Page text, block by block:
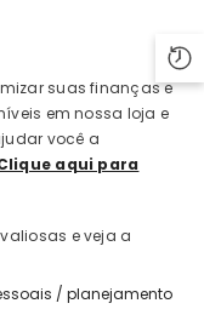
suas finanças e
em nossa loja e
você a
aqui para
e veja a
/ planejamento